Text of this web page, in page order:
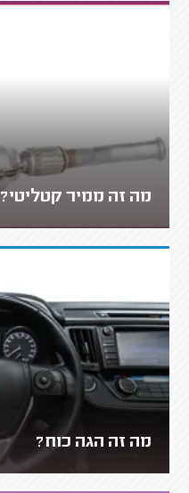
מה זה ממיר קטליטי?
מה זה הגה כוח?